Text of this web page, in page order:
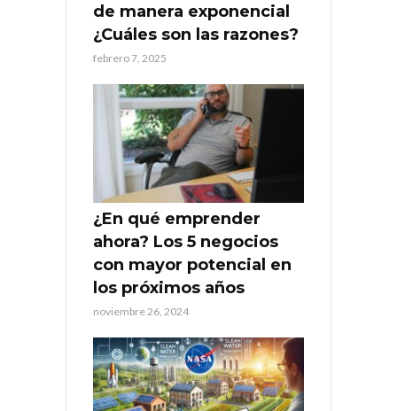
de manera exponencial
¿Cuáles son las razones?
febrero 7, 2025
¿En qué emprender
ahora? Los 5 negocios
con mayor potencial en
los próximos años
noviembre 26, 2024